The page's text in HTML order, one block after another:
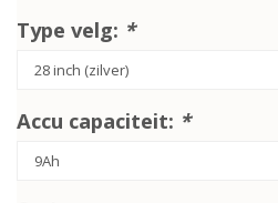
Type velg: *
Accu capaciteit: *